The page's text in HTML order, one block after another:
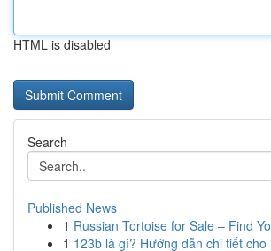
HTML is disabled
Search
Published News
1 Russian Tortoise for Sale – Find
1 123b là gì? Hướng dẫn chi tiết